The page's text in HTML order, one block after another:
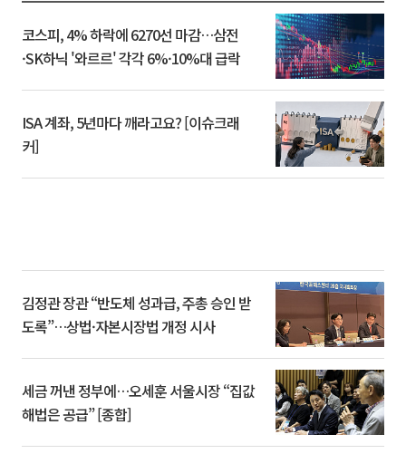
코스피, 4% 하락에 6270선 마감…삼전
·SK하닉 '와르르' 각각 6%·10%대 급락
ISA 계좌, 5년마다 깨라고요? [이슈크래
커]
김정관 장관 “반도체 성과급, 주총 승인 받
도록”…상법·자본시장법 개정 시사
세금 꺼낸 정부에…오세훈 서울시장 “집값
해법은 공급” [종합]